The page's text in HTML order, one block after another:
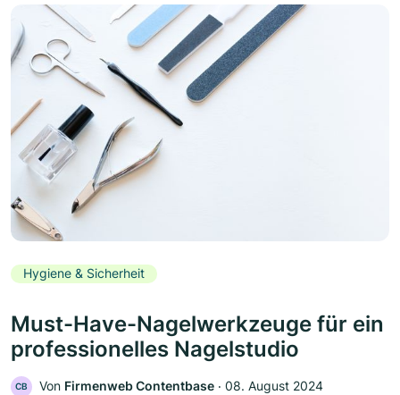
Hygiene & Sicherheit
Must-Have-Nagelwerkzeuge für ein
professionelles Nagelstudio
CB Von Firmenweb Contentbase ‧ 08. August 2024